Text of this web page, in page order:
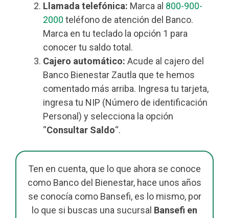
Llamada telefónica: Marca al 800-900-
2000 teléfono de atención del Banco.
Marca en tu teclado la opción 1 para
conocer tu saldo total.
Cajero automático: Acude al cajero del
Banco Bienestar Zautla que te hemos
comentado más arriba. Ingresa tu tarjeta,
ingresa tu NIP (Número de identificación
Personal) y selecciona la opción
“Consultar Saldo“.
Ten en cuenta, que lo que ahora se conoce
como Banco del Bienestar, hace unos años
se conocía como Bansefi, es lo mismo, por
lo que si buscas una sucursal Bansefi en